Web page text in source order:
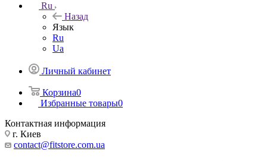
Ru
Назад
Язык
Ru
Ua
Личный кабинет
Корзина0
Избранные товары0
Контактная информация
г. Киев
contact@fitstore.com.ua